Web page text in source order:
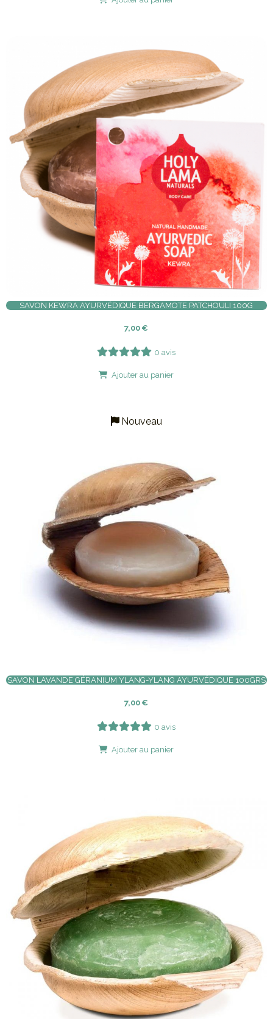
SAVON KEWRA AYURVÉDIQUE BERGAMOTE PATCHOULI 100G
7,00 €
0 avis
Ajouter au panier
Nouveau
SAVON LAVANDE GÉRANIUM YLANG-YLANG AYURVÉDIQUE 100GRS
7,00 €
0 avis
Ajouter au panier